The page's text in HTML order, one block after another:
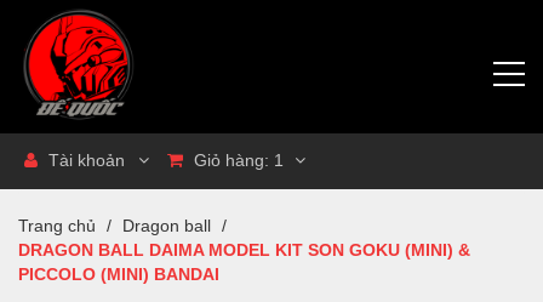
Tài khoản Giỏ hàng: 1
Trang chủ / Dragon ball /
DRAGON BALL DAIMA MODEL KIT SON GOKU (MINI) &
PICCOLO (MINI) BANDAI